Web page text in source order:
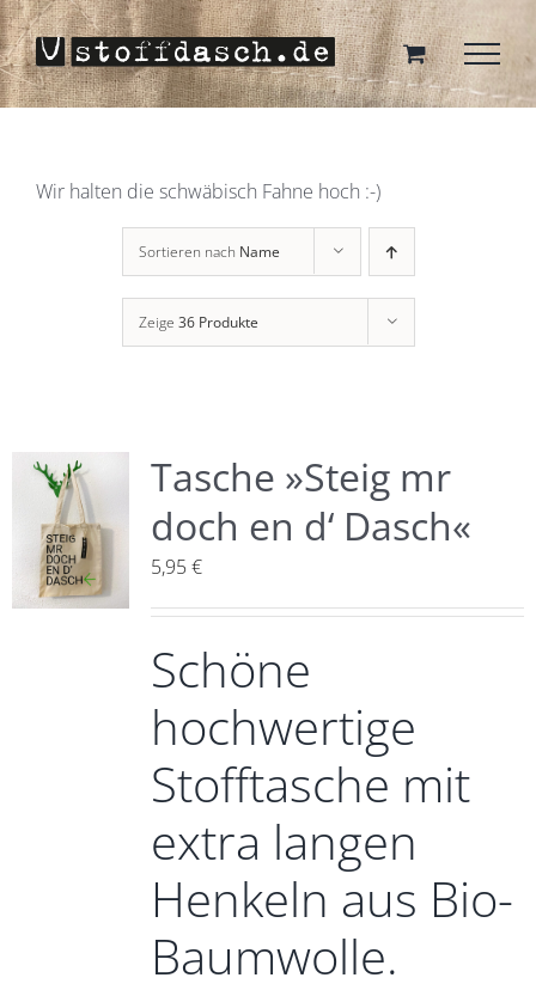
Zum
Inhalt
springen
Wir halten die schwäbisch Fahne hoch :-)
Sortieren nach Name
Zeige 36 Produkte
Tasche »Steig mr
doch en d‘ Dasch«
5,95€
Schöne
hochwertige
Stofftasche mit
extra langen
Henkeln aus Bio-
Baumwolle.